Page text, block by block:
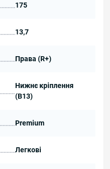
175
13,7
Права (R+)
Нижнє кріплення
(B13)
Premium
Легкові